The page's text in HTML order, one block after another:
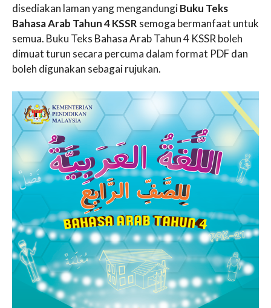
disediakan laman yang mengandungiBuku Teks
Bahasa Arab Tahun 4 KSSR semoga bermanfaat untuk
semua. Buku Teks Bahasa Arab Tahun 4 KSSR boleh
dimuat turun secara percuma dalam format PDF dan
boleh digunakan sebagai rujukan.